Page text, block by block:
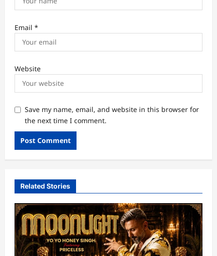
Email *
Website
Save my name, email, and website in this browser for
the next time I comment.
Related Stories